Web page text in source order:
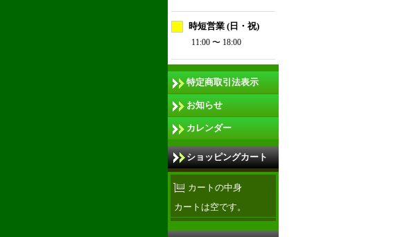
時短営業 (日・祝)
11:00 〜 18:00
特定商取引法表示
お知らせ
カレンダー
ショッピングカート
カートの中身
カートは空です。